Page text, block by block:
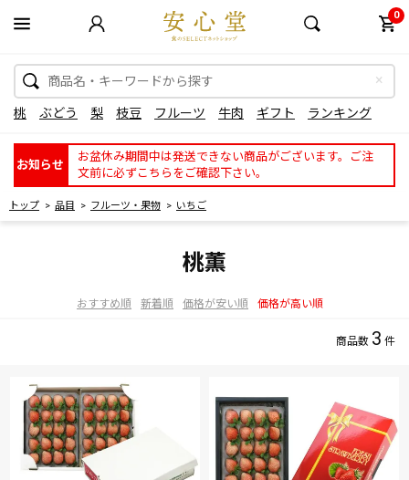
0
桃 ぶどう 梨 枝豆 フルーツ 牛肉 ギフト ランキング
お知らせ
お盆休み期間中は発送できない商品がございます。ご注
文前に必ずこちらをご確認下さい。
トップ 品目 フルーツ・果物 いちご
桃薫
おすすめ順 新着順 価格が安い順 価格が高い順
3